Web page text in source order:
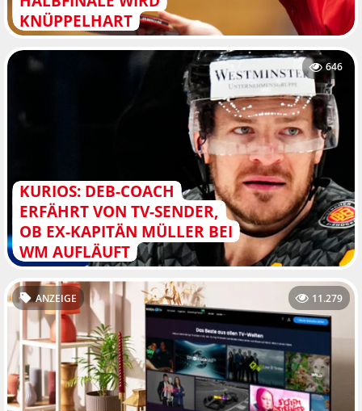
KNÜPPELHART
KURIOS: DEB-COACH
ERFÄHRT VON TV-SENDER,
OB EX-KAPITÄN MÜLLER BEI
WM AUFLÄUFT
646
ANZEIGE 11.279